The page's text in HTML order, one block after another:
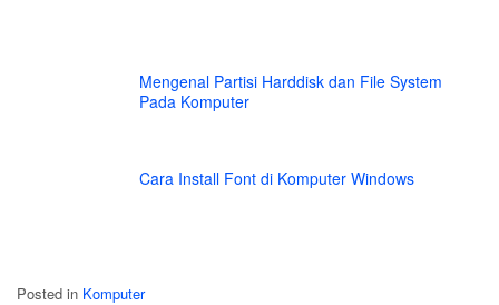
Mengenal Partisi Harddisk dan File System
Pada Komputer
Cara Install Font di Komputer Windows
Posted in Komputer